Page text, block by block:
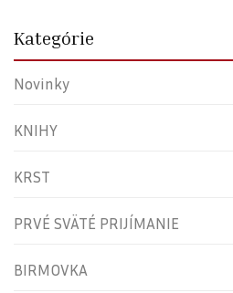
Kategórie
Novinky
KNIHY
KRST
PRVÉ SVÄTÉ PRIJÍMANIE
BIRMOVKA